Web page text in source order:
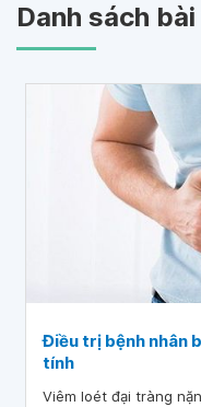
Danh sách
Điều trị bệnh nhân
tính
Viêm loét đại tràng